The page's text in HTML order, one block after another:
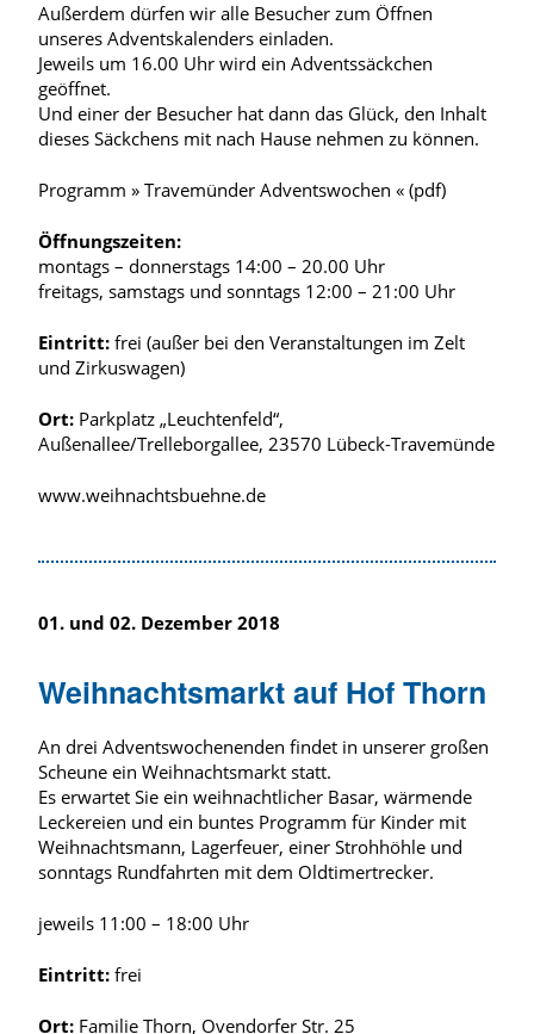
Außerdem dürfen wir alle Besucher zum Öffnen
unseres Adventskalenders einladen.
Jeweils um 16.00 Uhr wird ein Adventssäckchen
geöffnet.
Und einer der Besucher hat dann das Glück, den Inhalt
dieses Säckchens mit nach Hause nehmen zu können.
Programm » Travemünder Adventswochen « (pdf)
Öffnungszeiten:
montags – donnerstags 14:00 – 20.00 Uhr
freitags, samstags und sonntags 12:00 – 21:00 Uhr
Eintritt: frei (außer bei den Veranstaltungen im Zelt
und Zirkuswagen)
Ort: Parkplatz „Leuchtenfeld“,
Außenallee/Trelleborgallee, 23570 Lübeck-Travemünde
www.weihnachtsbuehne.de
01. und 02. Dezember 2018
Weihnachtsmarkt auf Hof Thorn
An drei Adventswochenenden findet in unserer großen
Scheune ein Weihnachtsmarkt statt.
Es erwartet Sie ein weihnachtlicher Basar, wärmende
Leckereien und ein buntes Programm für Kinder mit
Weihnachtsmann, Lagerfeuer, einer Strohhöhle und
sonntags Rundfahrten mit dem Oldtimertrecker.
jeweils 11:00 – 18:00 Uhr
Eintritt: frei
Ort: Familie Thorn, Ovendorfer Str. 25